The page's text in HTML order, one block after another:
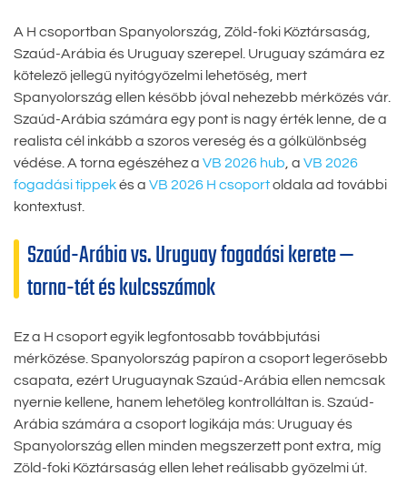
A H csoportban Spanyolország, Zöld-foki Köztársaság,
Szaúd-Arábia és Uruguay szerepel. Uruguay számára ez
kötelező jellegű nyitógyőzelmi lehetőség, mert
Spanyolország ellen később jóval nehezebb mérkőzés vár.
Szaúd-Arábia számára egy pont is nagy érték lenne, de a
realista cél inkább a szoros vereség és a gólkülönbség
védése. A torna egészéhez a VB 2026 hub , a VB 2026
fogadási tippekés a VB 2026 H csoportoldala ad további
kontextust.
Szaúd-Arábia vs. Uruguay fogadási kerete —
torna-tét és kulcsszámok
Ez a H csoport egyik legfontosabb továbbjutási
mérkőzése. Spanyolország papíron a csoport legerősebb
csapata, ezért Uruguaynak Szaúd-Arábia ellen nemcsak
nyernie kellene, hanem lehetőleg kontrolláltan is. Szaúd-
Arábia számára a csoport logikája más: Uruguay és
Spanyolország ellen minden megszerzett pont extra, míg
Zöld-foki Köztársaság ellen lehet reálisabb győzelmi út.